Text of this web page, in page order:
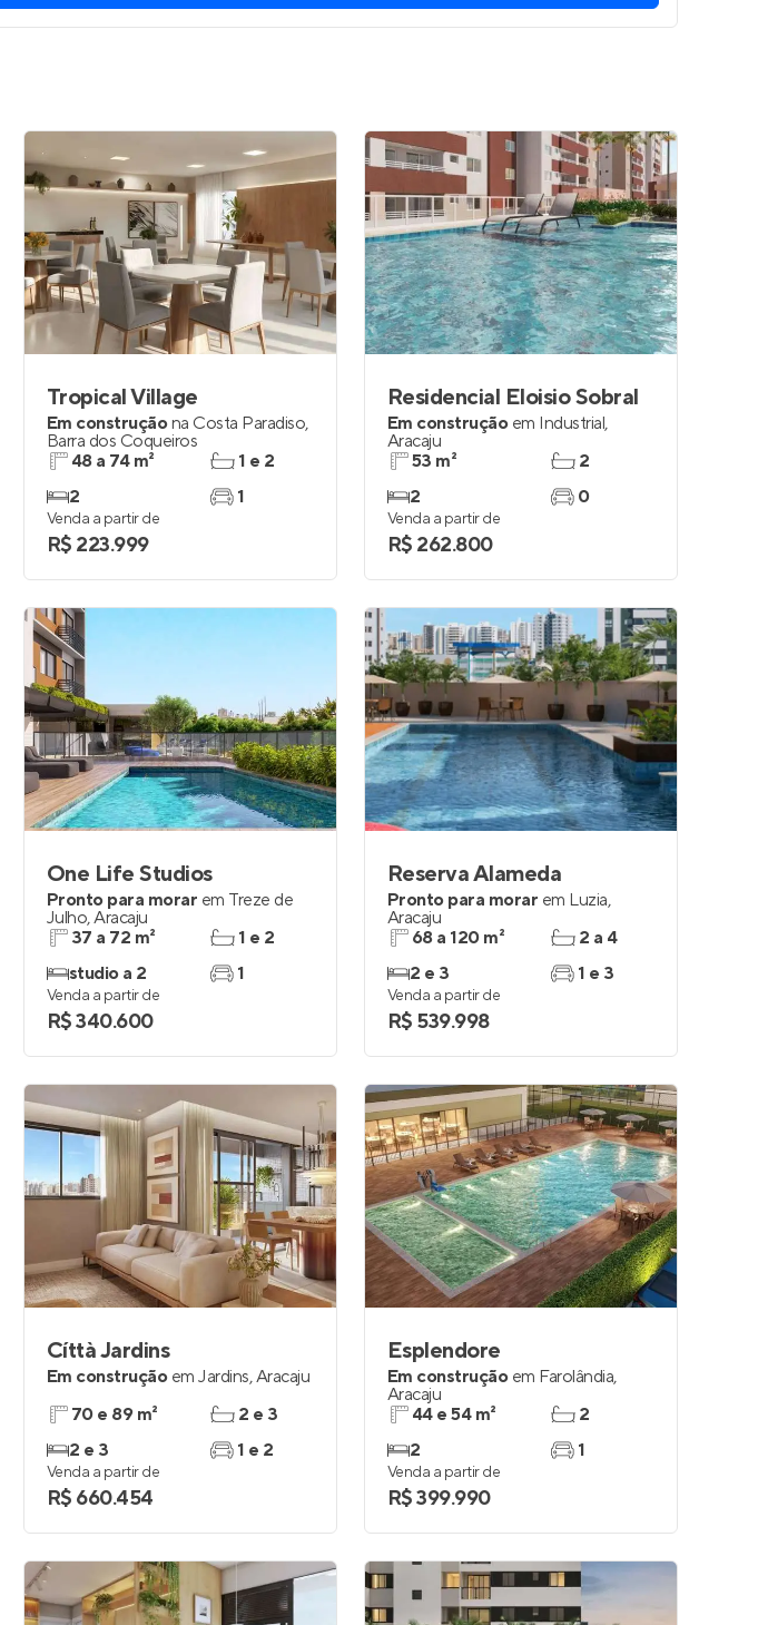
Tropical Village
Em construçãona Costa Paradiso,
Barra dos Coqueiros
48 a 74 m²
2
1 e 2
1
Venda a partir de
R$ 223.999
Residencial Eloisio Sobral
Em construção em Industrial,
Aracaju
53 m²
2
2
0
Venda a partir de
R$ 262.800
One Life Studios
Pronto para morar em Treze de
Julho,Aracaju
37 a 72 m²
studio a 2
1 e 2
1
Venda a partir de
R$ 340.600
Reserva Alameda
Pronto para morar em Luzia,
Aracaju
68 a 120 m²
2 e 3
2 a 4
1 e 3
Venda a partir de
R$ 539.998
Cíttà Jardins
Em construção em Jardins,Aracaju
70 e 89 m²
2 e 3
2 e 3
1 e 2
Venda a partir de
R$ 660.454
Esplendore
Em construção em Farolândia,
Aracaju
44 e 54 m²
2
2
1
Venda a partir de
R$ 399.990